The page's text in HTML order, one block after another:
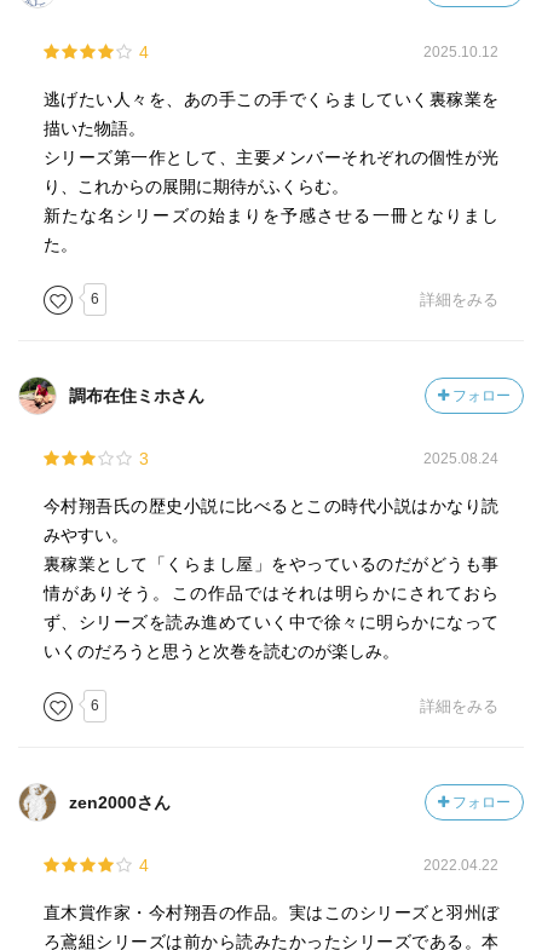
4 2025.10.12
逃げたい人々を、あの手この手でくらましていく裏稼業を
描いた物語。
シリーズ第一作として、主要メンバーそれぞれの個性が光
り、これからの展開に期待がふくらむ。
新たな名シリーズの始まりを予感させる一冊となりまし
た。
6 詳細をみる
調布在住ミホさん フォロー
3 2025.08.24
今村翔吾氏の歴史小説に比べるとこの時代小説はかなり読
みやすい。
裏稼業として「くらまし屋」をやっているのだがどうも事
情がありそう。この作品ではそれは明らかにされておら
ず、シリーズを読み進めていく中で徐々に明らかになって
いくのだろうと思うと次巻を読むのが楽しみ。
6 詳細をみる
zen2000さん フォロー
4 2022.04.22
直木賞作家・今村翔吾の作品。実はこのシリーズと羽州ぼ
ろ鳶組シリーズは前から読みたかったシリーズである。本